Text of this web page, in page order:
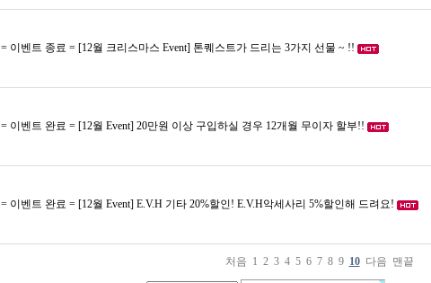
= 이벤트 종료 = [12월 크리스마스 Event] 톤퀘스트가 드리는 3가지 선물 ~ !!
= 이벤트 완료 = [12월 Event] 20만원 이상 구입하실 경우 12개월 무이자 할부!!
= 이벤트 완료 = [12월 Event] E.V.H 기타 20%할인! E.V.H악세사리 5%할인해 드려요!
처음 1 2 3 4 5 6 7 8 9 10 다음 맨끝